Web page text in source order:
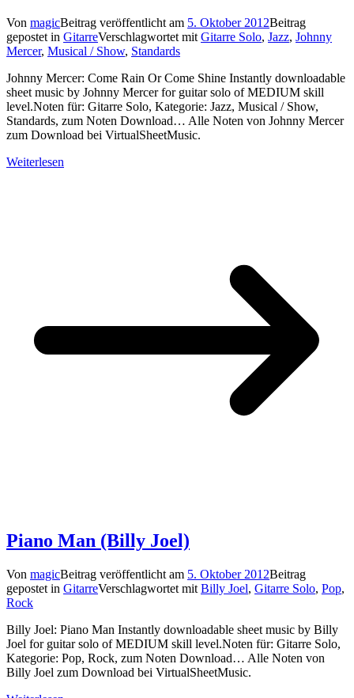
Von magicBeitrag veröffentlicht am 5. Oktober 2012Beitrag
gepostet in GitarreVerschlagwortet mit Gitarre Solo, Jazz, Johnny
Mercer, Musical / Show, Standards
Johnny Mercer: Come Rain Or Come Shine Instantly downloadable
sheet music by Johnny Mercer for guitar solo of MEDIUM skill
level.Noten für: Gitarre Solo, Kategorie: Jazz, Musical / Show,
Standards, zum Noten Download… Alle Noten von Johnny Mercer
zum Download bei VirtualSheetMusic.
Weiterlesen
Piano Man (Billy Joel)
Von magicBeitrag veröffentlicht am 5. Oktober 2012Beitrag
gepostet in GitarreVerschlagwortet mit Billy Joel, Gitarre Solo, Pop,
Rock
Billy Joel: Piano Man Instantly downloadable sheet music by Billy
Joel for guitar solo of MEDIUM skill level.Noten für: Gitarre Solo,
Kategorie: Pop, Rock, zum Noten Download… Alle Noten von
Billy Joel zum Download bei VirtualSheetMusic.